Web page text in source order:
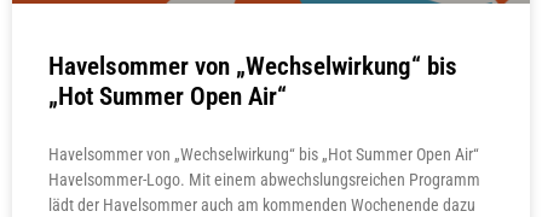
Havelsommer von „Wechselwirkung“ bis
„Hot Summer Open Air“
Havelsommer von „Wechselwirkung“ bis „Hot Summer Open Air“
Havelsommer-Logo. Mit einem abwechslungsreichen Programm
lädt der Havelsommer auch am kommenden Wochenende dazu